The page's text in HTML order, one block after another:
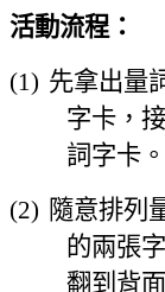
活動流程：
(1) 先拿出量
字卡，
詞字卡 。
(2) 隨意排列
的兩張
翻到背